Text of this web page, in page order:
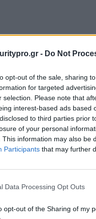
- Do Not
opt-out of the sale, sharing
for targeted
selection. Please note that
interest-based ads based
to third parties prior
of your personal
This information may also be
Participants that may further
Data Processing Opt Outs
opt-out of the Sharing of my
στρατηγική
την
ηγέτη στο
Η NSS, διεθνής
Distributor (VAD)
υψηλής
συνεργασία της